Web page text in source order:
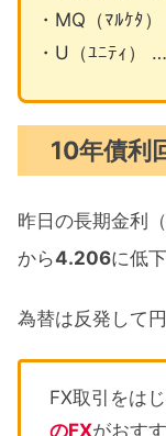
・MQ（ﾏﾙｹﾀ
・U（ﾕﾆﾃｨ）
10年債利
昨日の長期金利
から4.206に低
為替は反発して
FX取引をは
のFXがおすす